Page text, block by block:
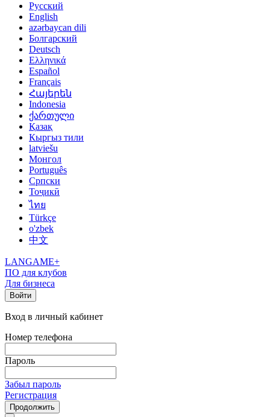
Русский
English
azərbaycan dili
Болгарский
Deutsch
Ελληνικά
Español
Français
Հայերեն
Indonesia
ქართული
Қазақ
Кыргыз тили
latviešu
Монгол
Português
Српски
Тоҷикӣ
ไทย
Türkçe
o'zbek
中文
LANGAME+
ПО для клубов
Для бизнеса
Войти
Вход в личный кабинет
Номер телефона
Пароль
Забыл пароль
Регистрация
Продолжить